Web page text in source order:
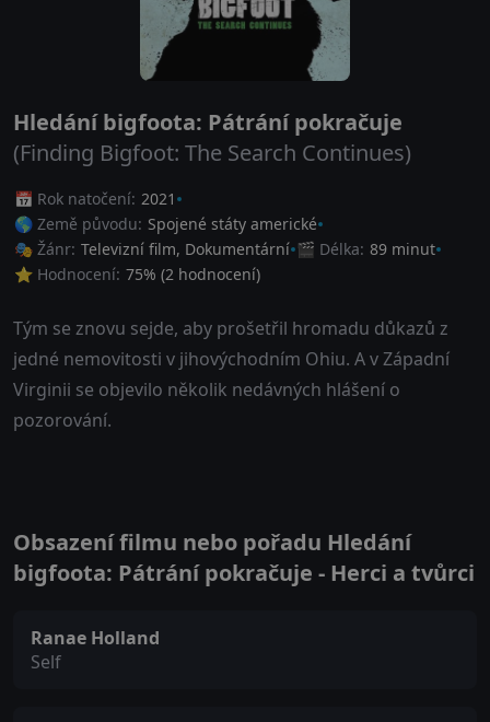
Hledání bigfoota: Pátrání pokračuje
(Finding Bigfoot: The Search Continues)
📅 Rok natočení: 2021
🌎 Země původu: Spojené státy americké
🎭 Žánr: Televizní film, Dokumentární 🎬 Délka: 89 minut
⭐ Hodnocení: 75% (2 hodnocení)
Tým se znovu sejde, aby prošetřil hromadu důkazů z
jedné nemovitosti v jihovýchodním Ohiu. A v Západní
Virginii se objevilo několik nedávných hlášení o
pozorování.
Obsazení filmu nebo pořadu Hledání
bigfoota: Pátrání pokračuje - Herci a tvůrci
Ranae Holland
Self